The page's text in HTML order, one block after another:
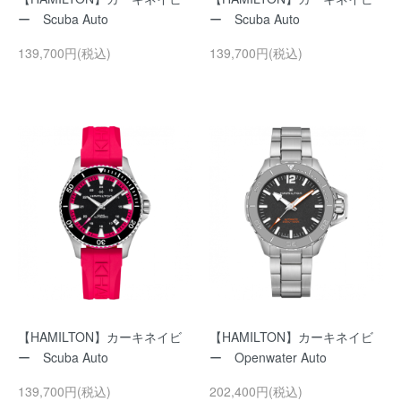
ー Scuba Auto
139,700円(税込)
ー Scuba Auto
139,700円(税込)
【HAMILTON】カーキネイビ
ー Scuba Auto
139,700円(税込)
【HAMILTON】カーキネイビ
ー Openwater Auto
202,400円(税込)